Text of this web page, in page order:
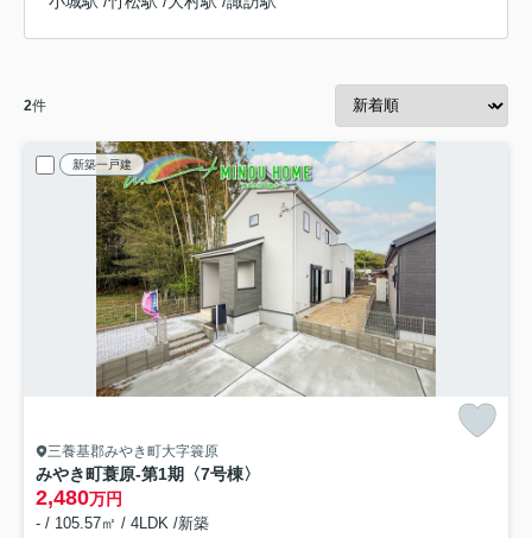
2件
新築一戸建
三養基郡みやき町大字簑原
みやき町蓑原-第1期 〈7号棟〉
2,480万円
- / 105.57㎡ / 4LDK /新築